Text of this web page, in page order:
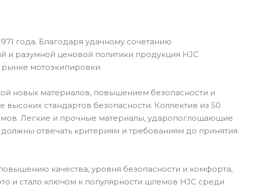
года. Благодаря удачному сочетанию
и разумной ценовой политики продукция HJC
мотоэкипировки.
новых материалов, повышением безопасности и
стандартов безопасности. Коллектив из 50
Легкие и прочные материалы, ударопоглощающие
отвечать критериям и требованиям до принятия
качества, уровня безопасности и комфорта,
и стало ключом к популярности шлемов HJC среди